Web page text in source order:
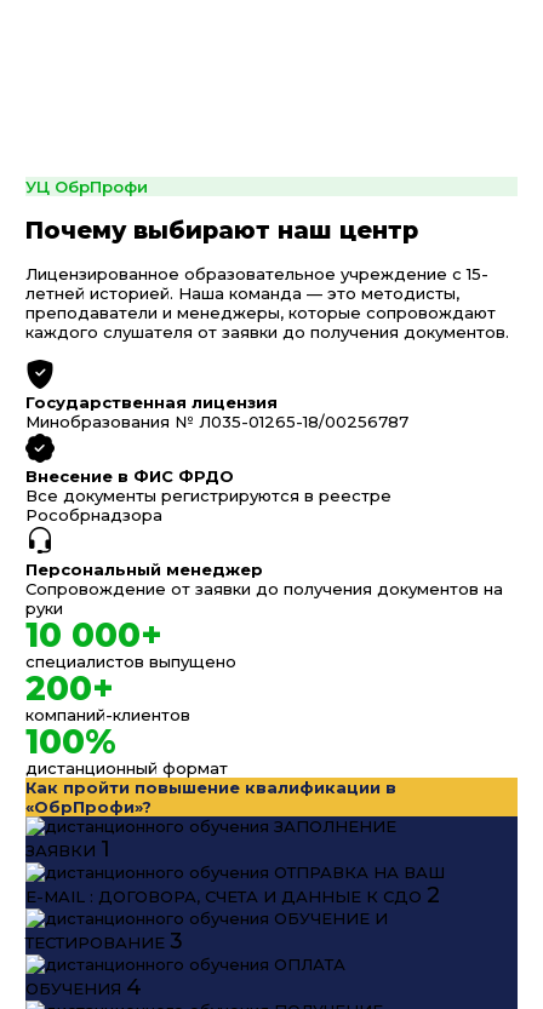
УЦ ОбрПрофи
Почему выбирают наш центр
Лицензированное образовательное учреждение с 15-
летней историей. Наша команда — это методисты,
преподаватели и менеджеры, которые сопровождают
каждого слушателя от заявки до получения документов.
Государственная лицензия
Минобразования № Л035-01265-18/00256787
Внесение в ФИС ФРДО
Все документы регистрируются в реестре
Рособрнадзора
Персональный менеджер
Сопровождение от заявки до получения документов на
руки
10 000+
специалистов выпущено
200+
компаний-клиентов
100%
дистанционный формат
Как пройти повышение квалификации в
«ОбрПрофи»?
ЗАПОЛНЕНИЕ
ЗАЯВКИ 1
ОТПРАВКА НА ВАШ
E-MAIL : ДОГОВОРА, СЧЕТА И ДАННЫЕ К СДО 2
ОБУЧЕНИЕ И
ТЕСТИРОВАНИЕ 3
ОПЛАТА
ОБУЧЕНИЯ 4